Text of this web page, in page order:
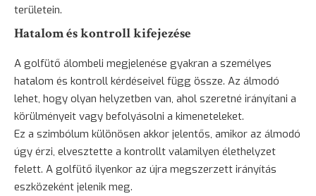
területein.
Hatalom és kontroll kifejezése
A golfütő álombeli megjelenése gyakran a személyes
hatalom és kontroll kérdéseivel függ össze. Az álmodó
lehet, hogy olyan helyzetben van, ahol szeretné irányítani a
körülményeit vagy befolyásolni a kimeneteleket.
Ez a szimbólum különösen akkor jelentős, amikor az álmodó
úgy érzi, elvesztette a kontrollt valamilyen élethelyzet
felett. A golfütő ilyenkor az újra megszerzett irányítás
eszközeként jelenik meg.